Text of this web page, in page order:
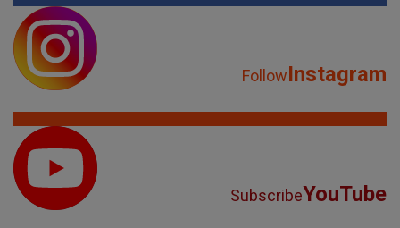
FollowInstagram
SubscribeYouTube